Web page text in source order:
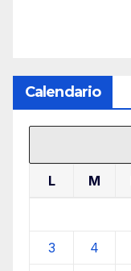
Calendario
L M
3 4